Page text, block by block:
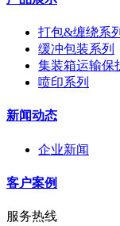
打包&缠绕系列
缓冲包装系列
集装箱运输保
喷印系列
新闻动态
企业新闻
客户案例
服务热线